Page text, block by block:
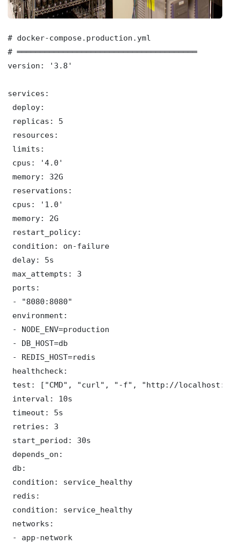
# docker-compose.production.yml
# ═══════════════════════════════════════
version: '3.8'
services:
deploy:
replicas: 5
resources:
limits:
cpus: '4.0'
memory: 32G
reservations:
cpus: '1.0'
memory: 2G
restart_policy:
condition: on-failure
delay: 5s
max_attempts: 3
ports:
- "8080:8080"
environment:
- NODE_ENV=production
- DB_HOST=db
- REDIS_HOST=redis
healthcheck:
test: ["CMD", "curl", "-f", "http://
interval: 10s
timeout: 5s
retries: 3
start_period: 30s
depends_on:
db:
condition: service_healthy
redis:
condition: service_healthy
networks:
- app-network